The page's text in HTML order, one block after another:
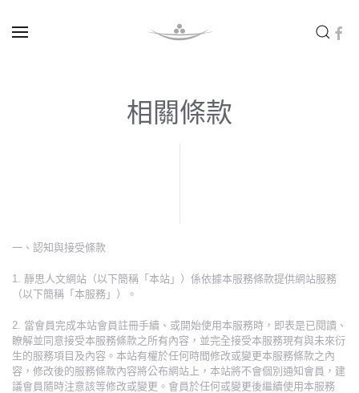
相關條款
一、認知與接受條款
1. 靜思人文網站（以下簡稱「本站」）係依據本服務條款提供網站服務
（以下簡稱「本服務」）。
2. 當會員完成本站會員註冊手續、或開始使用本服務時，即表是已閱讀、
瞭解並同意接受本服務條款之所有內容，並完全接受本服務現有與未來衍
生的服務項目及內容。本站有權於任何時間修改或變更本服務條款之內
容，修改後的服務條款內容將公布網站上，本站將不會個別通知會員，建
議會員隨時注意該等修改或變更。會員於任何或變更後繼續使用本服務